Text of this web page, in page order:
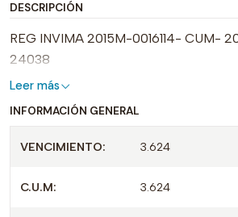
DESCRIPCIÓN
REG INVIMA 2015M-0016114- CUM-
24038
Leer más
INFORMACIÓN GENERAL
VENCIMIENTO: 3.624
C.U.M: 3.624